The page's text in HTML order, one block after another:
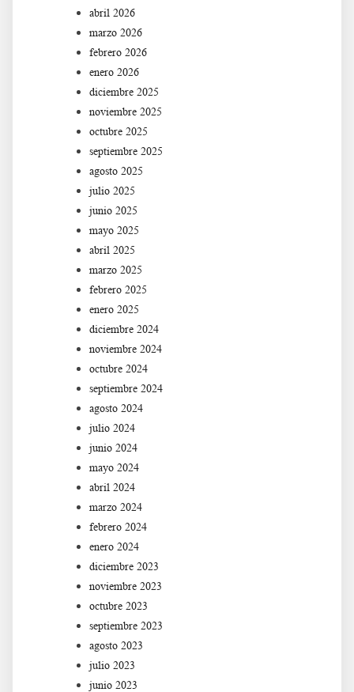
abril 2026
marzo 2026
febrero 2026
enero 2026
diciembre 2025
noviembre 2025
octubre 2025
septiembre 2025
agosto 2025
julio 2025
junio 2025
mayo 2025
abril 2025
marzo 2025
febrero 2025
enero 2025
diciembre 2024
noviembre 2024
octubre 2024
septiembre 2024
agosto 2024
julio 2024
junio 2024
mayo 2024
abril 2024
marzo 2024
febrero 2024
enero 2024
diciembre 2023
noviembre 2023
octubre 2023
septiembre 2023
agosto 2023
julio 2023
junio 2023